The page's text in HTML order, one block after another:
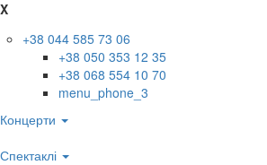
X
+38 044 585 73 06
+38 050 353 12 35
+38 068 554 10 70
menu_phone_3
Концерти
Спектаклі